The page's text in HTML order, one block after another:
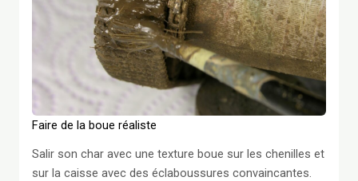
Faire de la boue réaliste
Salir son char avec une texture boue sur les chenilles et
sur la caisse avec des éclaboussures convaincantes.